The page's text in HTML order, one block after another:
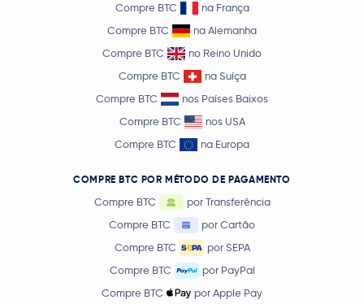
Compre BTC
na França
Compre BTC
na Alemanha
Compre BTC
no Reino Unido
Compre BTC
na Suíça
Compre BTC
nos Países Baixos
Compre BTC
nos USA
Compre BTC
na Europa
COMPRE BTC POR MÉTODO DE PAGAMENTO
Compre BTC
por Transferência
Compre BTC
por Cartão
Compre BTC
por SEPA
Compre BTC
por PayPal
Compre BTC
por Apple Pay